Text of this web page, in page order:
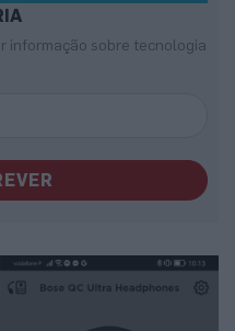
informação sobre tecnologia